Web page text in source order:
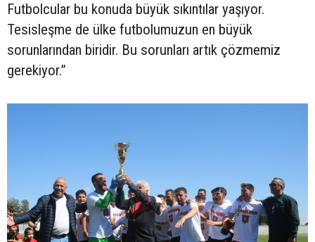
Futbolcular bu konuda büyük sıkıntılar yaşıyor.
Tesisleşme de ülke futbolumuzun en büyük
sorunlarından biridir. Bu sorunları artık çözmemiz
gerekiyor.”